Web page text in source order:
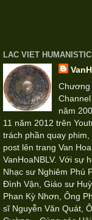
LAC VIET
Chương
năm
11 năm 2012 trên
trách phần quay
post lên trang Van
VanHoaNBLV. Với sự
Nhạc sư Nghiêm Phú
Đình Vận, Giáo sư
Phan Kỳ Nhơn, Ông
sĩ Nguyễn Văn Quát,